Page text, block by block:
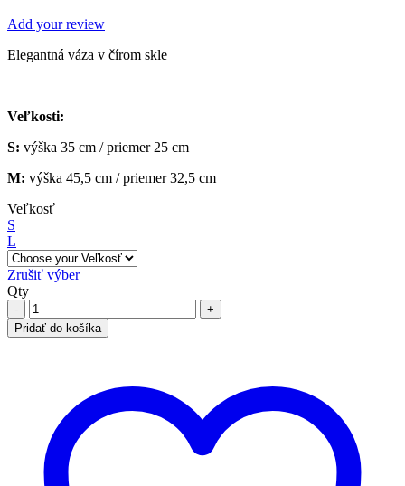
Add your review
Elegantná váza v čírom skle
Veľkosti:
S: výška 35 cm / priemer 25 cm
M: výška 45,5 cm / priemer 32,5 cm
Veľkosť
S
L
Zrušiť výber
Qty
Pridať do košíka